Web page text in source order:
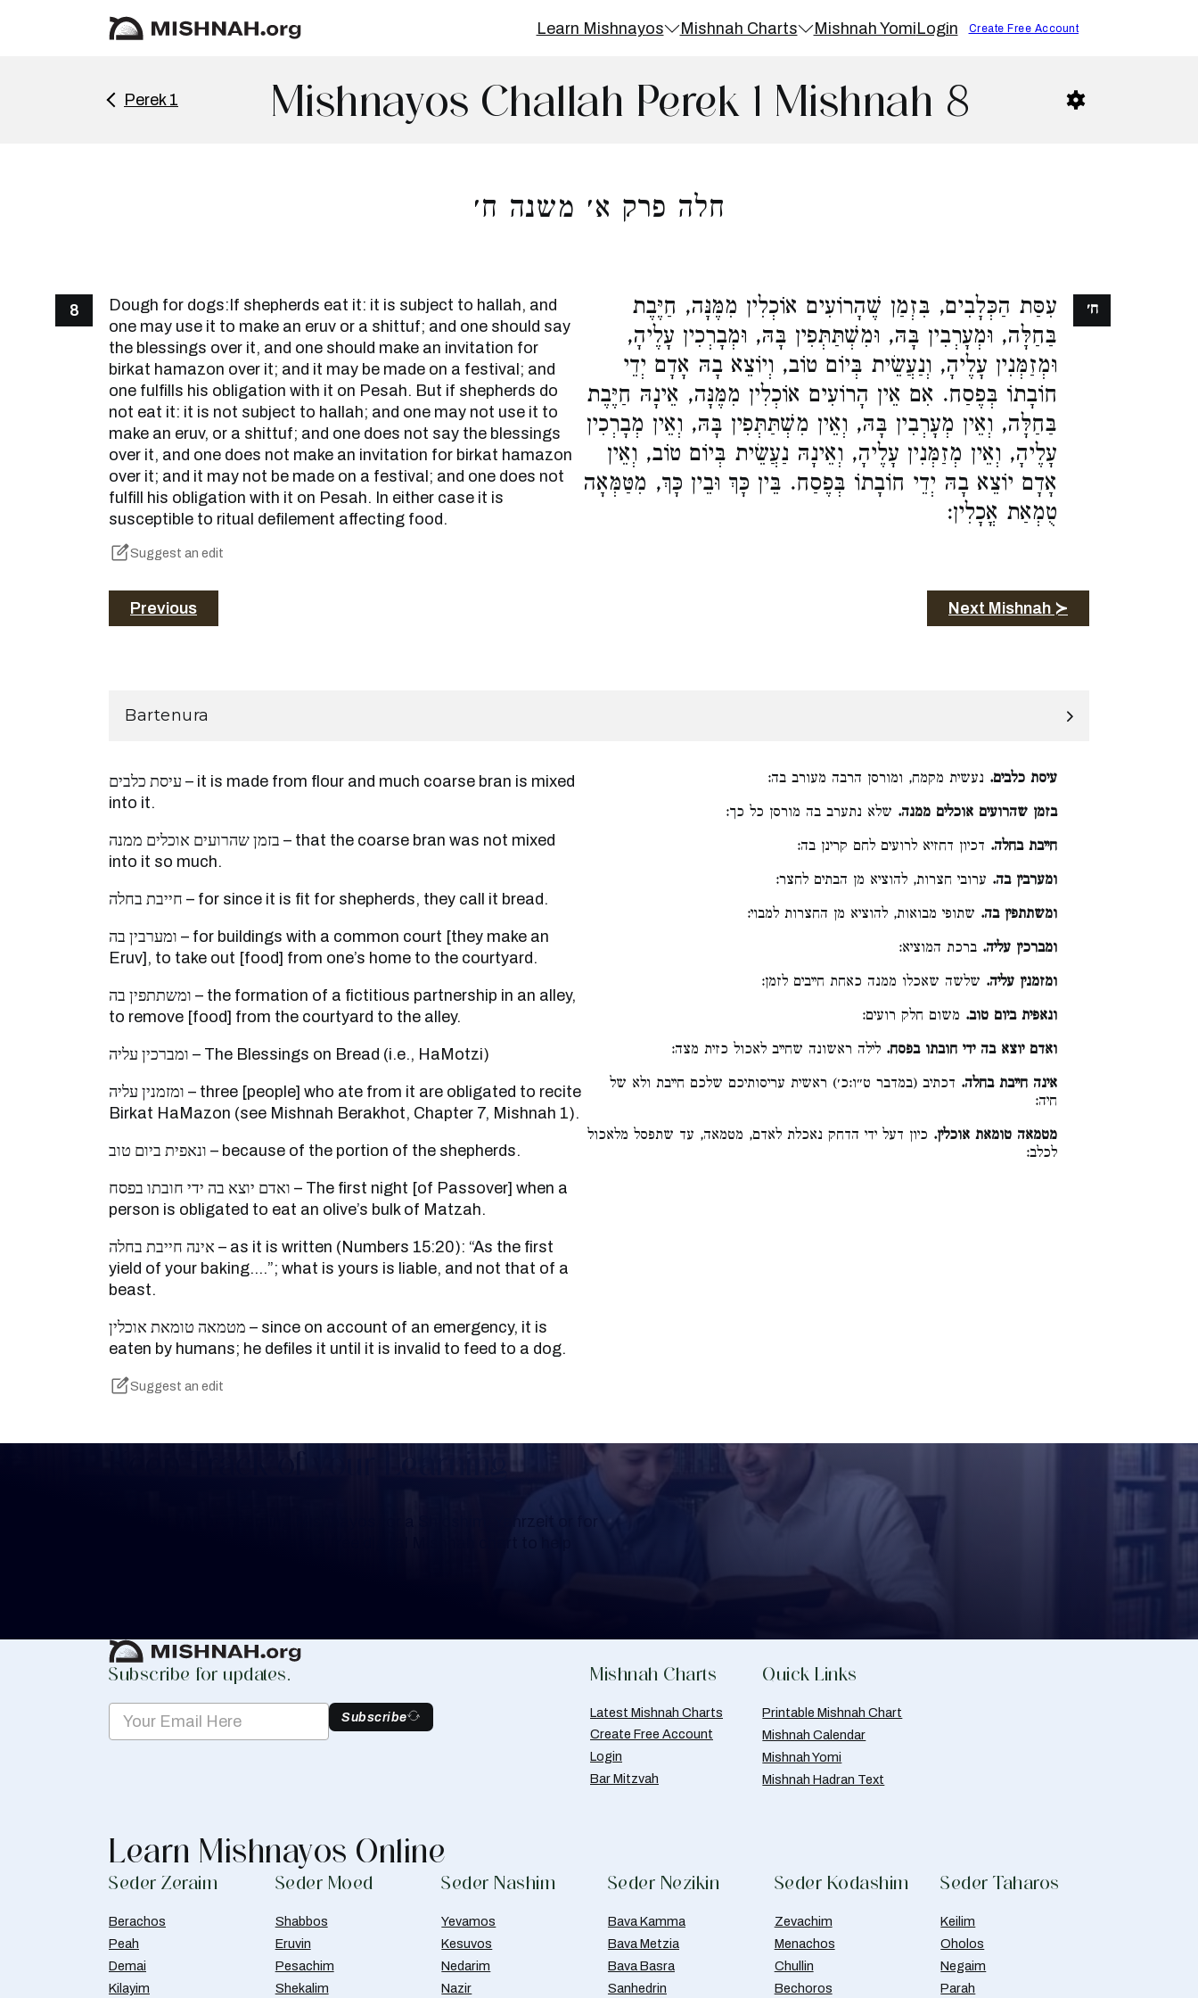
Learn Mishnayos Mishnah Charts Mishnah YomiLogin Create Free Account
Perek 1 Mishnayos Challah Perek 1 Mishnah 8
חלה פרק א׳ משנה ח׳
8
Dough for dogs:If shepherds eat it: it is subject to hallah, and
one may use it to make an eruv or a shittuf; and one should say
the blessings over it, and one should make an invitation for
birkat hamazon over it; and it may be made on a festival; and
one fulfills his obligation with it on Pesah. But if shepherds do
not eat it: it is not subject to hallah; and one may not use it to
make an eruv, or a shittuf; and one does not say the blessings
over it, and one does not make an invitation for birkat hamazon
over it; and it may not be made on a festival; and one does not
fulfill his obligation with it on Pesah. In either case it is
susceptible to ritual defilement affecting food.
Suggest an edit
עִסַּת הַכְּלָבִים, בִּזְמַן שֶׁהָרוֹעִים אוֹכְלִין מִמֶּנָּה, חַיֶּבֶת
בַּחַלָּה, וּמְעָרְבִין בָּהּ, וּמִשְׁתַּתְּפִין בָּהּ, וּמְבָרְכִין עָלֶיהָ,
וּמְזַמְּנִין עָלֶיהָ, וְנַעֲשֵׂית בְּיוֹם טוֹב, וְיוֹצֵא בָהּ אָדָם יְדֵי
חוֹבָתוֹ בְּפֶסַח. אִם אֵין הָרוֹעִים אוֹכְלִין מִמֶּנָּה, אֵינָהּ חַיֶּבֶת
בַּחַלָּה, וְאֵין מְעָרְבִין בָּהּ, וְאֵין מִשְׁתַּתְּפִין בָּהּ, וְאֵין מְבָרְכִין
עָלֶיהָ, וְאֵין מְזַמְּנִין עָלֶיהָ, וְאֵינָהּ נַעֲשֵׂית בְּיוֹם טוֹב, וְאֵין
אָדָם יוֹצֵא בָהּ יְדֵי חוֹבָתוֹ בְּפֶסַח. בֵּין כָּךְ וּבֵין כָּךְ, מִטַּמְּאָה
טֻמְאַת אֳכָלִין:
ח׳
Previous Next Mishnah ≻
Bartenura
עיסת כלבים – it is made from flour and much coarse bran is mixed
into it.
בזמן שהרועים אוכלים ממנה – that the coarse bran was not mixed
into it so much.
חייבת בחלה – for since it is fit for shepherds, they call it bread.
ומערבין בה – for buildings with a common court [they make an
Eruv], to take out [food] from one’s home to the courtyard.
ומשתתפין בה – the formation of a fictitious partnership in an alley,
to remove [food] from the courtyard to the alley.
ומברכין עליה – The Blessings on Bread (i.e., HaMotzi)
ומזמנין עליה – three [people] who ate from it are obligated to recite
Birkat HaMazon (see Mishnah Berakhot, Chapter 7, Mishnah 1).
ונאפית ביום טוב – because of the portion of the shepherds.
ואדם יוצא בה ידי חובתו בפסח – The first night [of Passover] when a
person is obligated to eat an olive’s bulk of Matzah.
אינה חייבת בחלה – as it is written (Numbers 15:20): “As the first
yield of your baking….”; what is yours is liable, and not that of a
beast.
מטמאה טומאת אוכלין – since on account of an emergency, it is
eaten by humans; he defiles it until it is invalid to feed to a dog.
Suggest an edit
עיסת כלבים. נעשית מקמח, ומורסן הרבה מעורב בה:
בזמן שהרועים אוכלים ממנה. שלא נתערב בה מורסן כל כך:
חייבת בחלה. דכיון דחזיא לרועים לחם קרינן בה:
ומערבין בה. ערובי חצרות, להוציא מן הבתים לחצר:
ומשתתפין בה. שתופי מבואות, להוציא מן החצרות למבוי:
ומברכין עליה. ברכת המוציא:
ומזמנין עליה. שלשה שאכלו ממנה כאחת חייבים לזמן:
ונאפית ביום טוב. משום חלק רועים:
ואדם יוצא בה ידי חובתו בפסח. לילה ראשונה שחייב לאכול כזית מצה:
אינה חייבת בחלה. דכתיב (במדבר ט״ו:כ׳) ראשית עריסותיכם שלכם חייבת ולא של
חיה:
מטמאה טומאת אוכלין. כיון דעל ידי הדחק נאכלת לאדם, מטמאה, עד שתפסל מלאכול
לכלב:
Keep Track of your Learning
Subscribe for updates.
Subscribe
Mishnah Charts
Latest Mishnah Charts
Create Free Account
Login
Bar Mitzvah
Quick Links
Printable Mishnah Chart
Mishnah Calendar
Mishnah Yomi
Mishnah Hadran Text
Learn Mishnayos Online
Seder Zeraim
Berachos
Peah
Demai
Kilayim
Seder Moed
Shabbos
Eruvin
Pesachim
Shekalim
Seder Nashim
Yevamos
Kesuvos
Nedarim
Nazir
Seder Nezikin
Bava Kamma
Bava Metzia
Bava Basra
Sanhedrin
Seder Kodashim
Zevachim
Menachos
Chullin
Bechoros
Seder Taharos
Keilim
Oholos
Negaim
Parah